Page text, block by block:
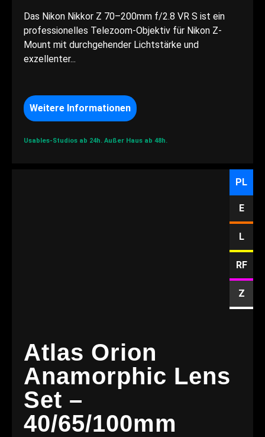
Das Nikon Nikkor Z 70–200mm f/2.8 VR S ist ein
professionelles Telezoom-Objektiv für Nikon Z-
Mount mit durchgehender Lichtstärke und
exzellenter...
Weitere Informationen
Usables-Studios ab 24h. Außer Haus ab 48h.
PL
E
L
RF
Z
Atlas Orion
Anamorphic Lens
Set –
40/65/100mm